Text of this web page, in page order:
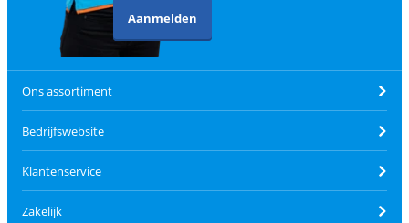
Aanmelden
Ons assortiment
Bedrijfswebsite
Klantenservice
Zakelijk